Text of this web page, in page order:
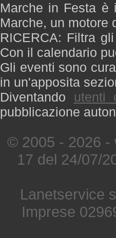
Marche in Festa è
Marche, un motore
RICERCA: Filtra
Con il calendario
Gli eventi sono
in un'apposita
Diventando utenti
pubblicazione
© 2005 - 2026 -
17 del 24/07/
Lanetservice
Imprese